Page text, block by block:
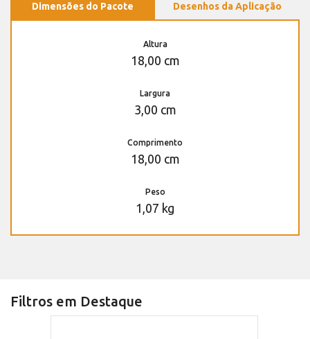
Dimensões do Pacote Desenhos da Aplicação
Altura
18,00 cm
Largura
3,00 cm
Comprimento
18,00 cm
Peso
1,07 kg
Filtros em Destaque